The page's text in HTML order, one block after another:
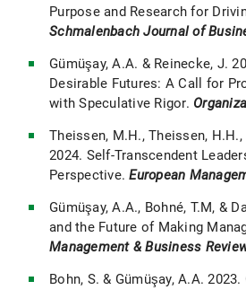
Purpose and Research for
Schmalenbach Journal of
Gümüşay, A.A. & Reinecke, J.
Desirable Futures: A Call for
with Speculative Rigor.
Theissen, M.H., Theissen, H.H.,
2024. Self-Transcendent
Perspective.European
Gümüşay, A.A., Bohné, T.M, &
and the Future of Making
Management & Business
Bohn, S. & Gümüşay, A.A.